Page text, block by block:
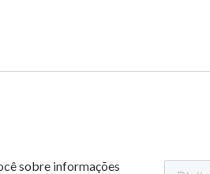
sobre informações